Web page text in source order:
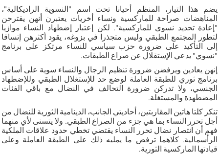
يضم هذا التيار، المنظم أحيانا تحت اسم "النسوية الراديكالية"،
المناهضات صراحة للماركسية ونساء أخريات يعتبرن أنهن يقترحن
"إعادة تحديد نسوي للماركسية". لكن إعتبار إضطهاد النساء موازيا
لتطور المجتمع الطبقي وليس متجذرا في بزوغه، يقود أكثرهن إتساقا
إلى التأكيد على ضرورة حزب سياسي للنساء مرتكز على برنامج
"نسوي" يدعي الإستقلال عن صراع الطبقات.
إنهن يعادين ويرفضن ضرورة تنظيم الرجال والنساء سوية على أساس
برنامج ثوري للطبقة العاملة لوضع حد للإستغلال الطبقي وللإضطهاد
الجنسي، ولا تدركن ضرورة التحالف في النضال مع باقي الفئات
المضطهدة والمستغلة.
تنكر كلتا هاتين المقاربتين، أحاديتي الجانب، الدينامية الثورية للنضال من
أجل تحرر النساء بما هي جزء من الصراع الطبقي. ولا يتسنى لأي منهما
فهم أن انتصار نضال تحرر النساء يقتضي تخطي حدود علاقات الملكية
الرأسمالية. كلاهما ترفض ما يمليه ذلك على الطبقة العاملة وعلى
قيادتها الماركسية الثورية.